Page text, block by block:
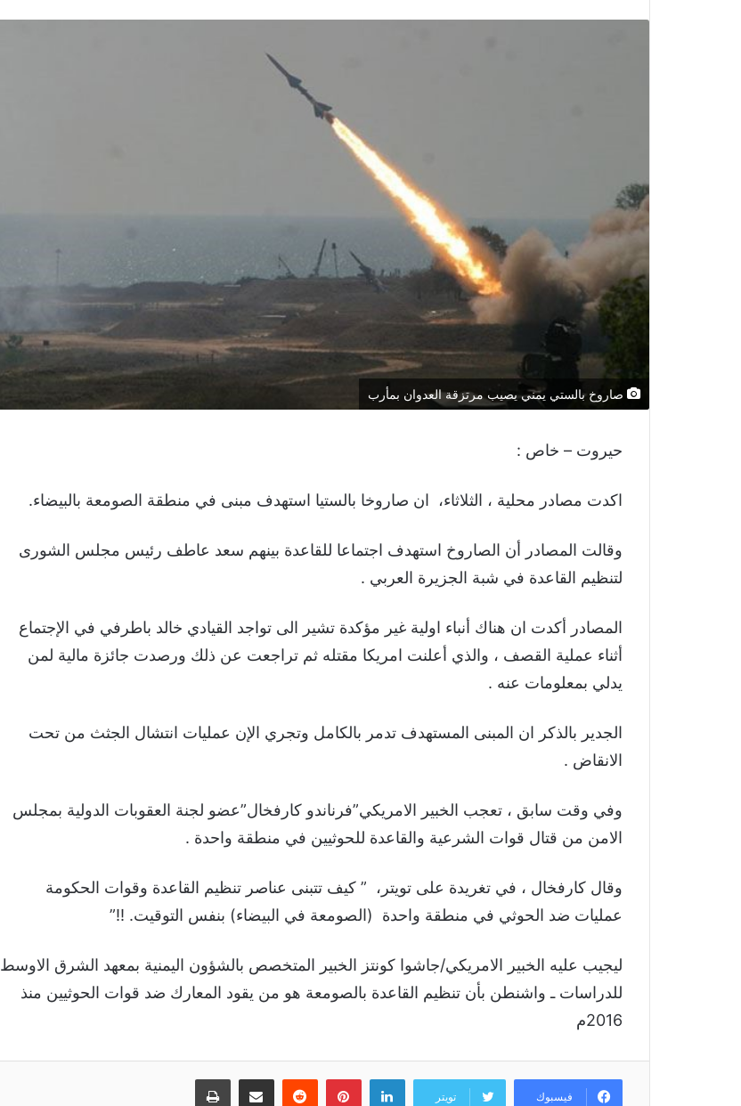
صاروخ بالستي يمني يصيب مرتزقة العدوان بمأرب
حيروت – خاص :
اكدت مصادر محلية ، الثلاثاء، ان صاروخا بالستيا استهدف مبنى في منطقة الصومعة بالبيضاء.
وقالت المصادر أن الصاروخ استهدف اجتماعا للقاعدة بينهم سعد عاطف رئيس مجلس الشورى
لتنظيم القاعدة في شبة الجزيرة العربي .
المصادر أكدت ان هناك أنباء اولية غير مؤكدة تشير الى تواجد القيادي خالد باطرفي في الإجتماع
أثناء عملية القصف ، والذي أعلنت امريكا مقتله ثم تراجعت عن ذلك ورصدت جائزة مالية لمن
يدلي بمعلومات عنه .
الجدير بالذكر ان المبنى المستهدف تدمر بالكامل وتجري الإن عمليات انتشال الجثث من تحت
الانقاض .
وفي وقت سابق ، تعجب الخبير الامريكي”فرناندو كارفخال”عضو لجنة العقوبات الدولية بمجلس
الامن من قتال قوات الشرعية والقاعدة للحوثيين في منطقة واحدة .
وقال كارفخال ، في تغريدة على تويتر، ” كيف تتبنى عناصر تنظيم القاعدة وقوات الحكومة
عمليات ضد الحوثي في منطقة واحدة (الصومعة في البيضاء) بنفس التوقيت. !!”
ليجيب عليه الخبير الامريكي/جاشوا كونتز الخبير المتخصص بالشؤون اليمنية بمعهد الشرق الاوسط
للدراسات ـ واشنطن بأن تنظيم القاعدة بالصومعة هو من يقود المعارك ضد قوات الحوثيين منذ
2016م
فيسبوك تويتر
لينكدإنبينتيريست
‏Reddit مشاركة عبر البريد طباعة